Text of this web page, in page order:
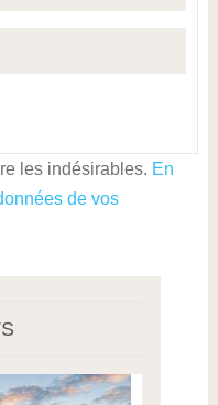
les indésirables. En
de vos